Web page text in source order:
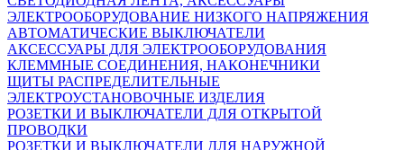
ЭЛЕКТРООБОРУДОВАНИЕ НИЗКОГО НАПРЯЖЕНИЯ
АВТОМАТИЧЕСКИЕ ВЫКЛЮЧАТЕЛИ
АКСЕССУАРЫ ДЛЯ ЭЛЕКТРООБОРУДОВАНИЯ
КЛЕММНЫЕ СОЕДИНЕНИЯ, НАКОНЕЧНИКИ
ЩИТЫ РАСПРЕДЕЛИТЕЛЬНЫЕ
ЭЛЕКТРОУСТАНОВОЧНЫЕ ИЗДЕЛИЯ
РОЗЕТКИ И ВЫКЛЮЧАТЕЛИ ДЛЯ ОТКРЫТОЙ
ПРОВОДКИ
РОЗЕТКИ И ВЫКЛЮЧАТЕЛИ ДЛЯ НАРУЖНОЙ